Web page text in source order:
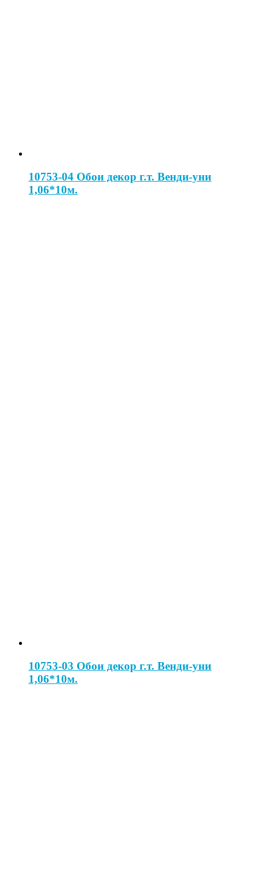
10753-04 Обои декор г.т. Венди-уни
1,06*10м.
10753-03 Обои декор г.т. Венди-уни
1,06*10м.